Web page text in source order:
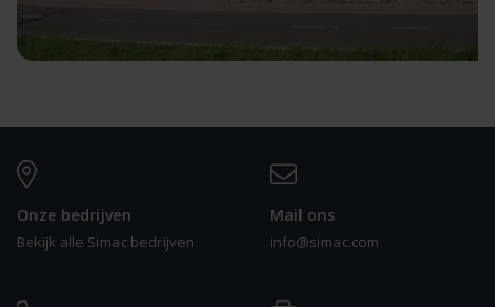
Onze bedrijven
Bekijk alle Simac bedrijven
Mail ons
info@simac.com